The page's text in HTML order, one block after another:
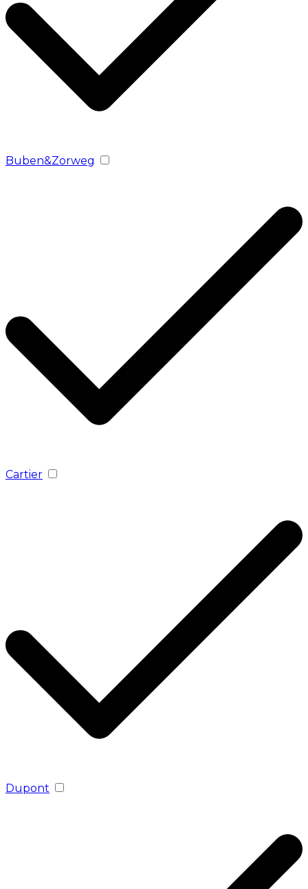
Buben&Zorweg
Cartier
Dupont